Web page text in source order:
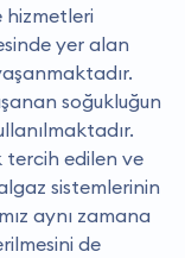
hizmetleri
yer alan
soğukluğun
tercih edilen ve
sistemlerinin
aynı zamana
de